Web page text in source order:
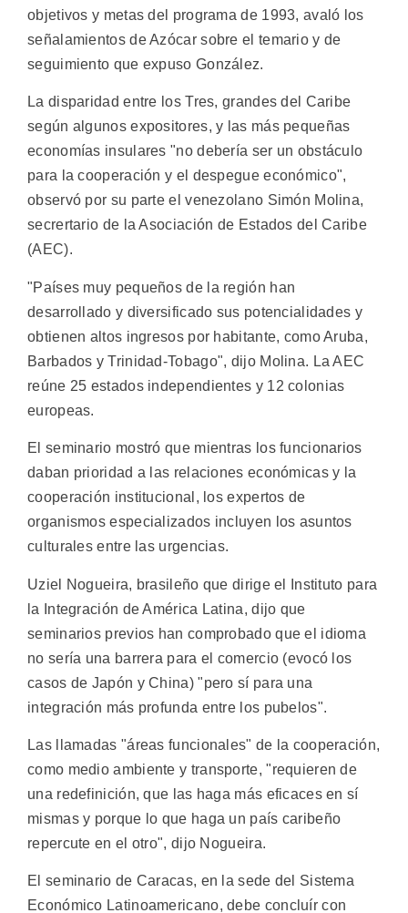
objetivos y metas del programa de 1993, avaló los
señalamientos de Azócar sobre el temario y de
seguimiento que expuso González.
La disparidad entre los Tres, grandes del Caribe
según algunos expositores, y las más pequeñas
economías insulares "no debería ser un obstáculo
para la cooperación y el despegue económico",
observó por su parte el venezolano Simón Molina,
secrertario de la Asociación de Estados del Caribe
(AEC).
"Países muy pequeños de la región han
desarrollado y diversificado sus potencialidades y
obtienen altos ingresos por habitante, como Aruba,
Barbados y Trinidad-Tobago", dijo Molina. La AEC
reúne 25 estados independientes y 12 colonias
europeas.
El seminario mostró que mientras los funcionarios
daban prioridad a las relaciones económicas y la
cooperación institucional, los expertos de
organismos especializados incluyen los asuntos
culturales entre las urgencias.
Uziel Nogueira, brasileño que dirige el Instituto para
la Integración de América Latina, dijo que
seminarios previos han comprobado que el idioma
no sería una barrera para el comercio (evocó los
casos de Japón y China) "pero sí para una
integración más profunda entre los pubelos".
Las llamadas "áreas funcionales" de la cooperación,
como medio ambiente y transporte, "requieren de
una redefinición, que las haga más eficaces en sí
mismas y porque lo que haga un país caribeño
repercute en el otro", dijo Nogueira.
El seminario de Caracas, en la sede del Sistema
Económico Latinoamericano, debe concluír con